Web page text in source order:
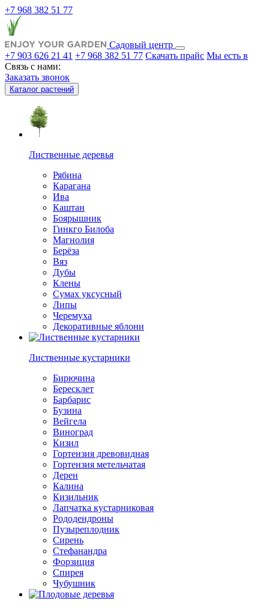
+7 968 382 51 77
Садовый центр
+7 903 626 21 41 +7 968 382 51 77 Скачать прайс Мы есть в
Связь с нами:
Заказать звонок
Каталог растений
Лиственные деревья
Рябина
Карагана
Ива
Каштан
Боярышник
Гинкго Билоба
Магнолия
Берёза
Вяз
Дубы
Клены
Сумах уксусный
Липы
Черемуха
Декоративные яблони
Лиственные кустарники
Бирючина
Бересклет
Барбарис
Бузина
Вейгела
Виноград
Кизил
Гортензия древовидная
Гортензия метельчатая
Дерен
Калина
Кизильник
Лапчатка кустарниковая
Рододендроны
Пузыреплодник
Сирень
Стефанандра
Форзиция
Спирея
Чубушник